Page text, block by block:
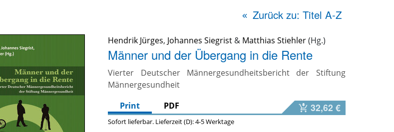
Zurück zu: Titel A-Z
Hendrik Jürges, Johannes Siegrist & Matthias Stiehler
Männer und der Übergang in die Rente
Vierter Deutscher Männergesundheitsbericht der Stiftung
Männergesundheit
Print
PDF 32,62 €
Sofort lieferbar. Lieferzeit (D): 4-5 Werktage